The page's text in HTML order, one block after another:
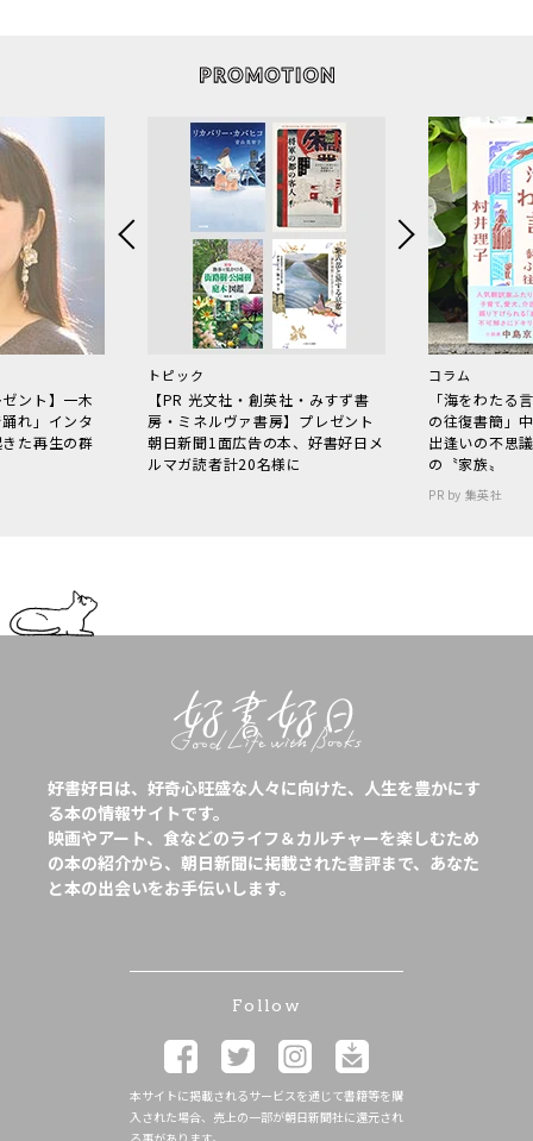
ント】一木
れ」インタ
た再生の群
トピック
【PR 光文社・創英社・みすず書
房・ミネルヴァ書房】プレゼント
朝日新聞1面広告の本、好書好日メ
ルマガ読者計20名様に
コラム
「海をわた
の往復書簡」
出逢いの不思
の〝家族〟
PR by 集英社
好書好日は、好奇心旺盛な人々に向けた、人生を豊かにす
る本の情報サイトです。
映画やアート、食などのライフ＆カルチャーを楽しむため
の本の紹介から、朝日新聞に掲載された書評まで、あなた
と本の出会いをお手伝いします。
Follow
本サイトに掲載されるサービスを通じて書籍等を購
入された場合、売上の一部が朝日新聞社に還元され